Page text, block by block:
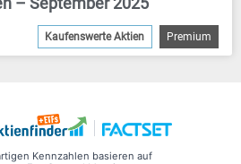
Kaufenswerte Aktien Premium
Kennzahlen basieren auf